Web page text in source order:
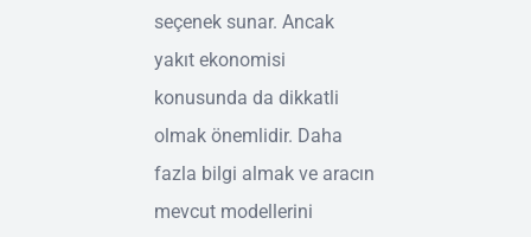
seçenek sunar. Ancak
yakıt ekonomisi
konusunda da dikkatli
olmak önemlidir. Daha
fazla bilgi almak ve aracın
mevcut modellerini